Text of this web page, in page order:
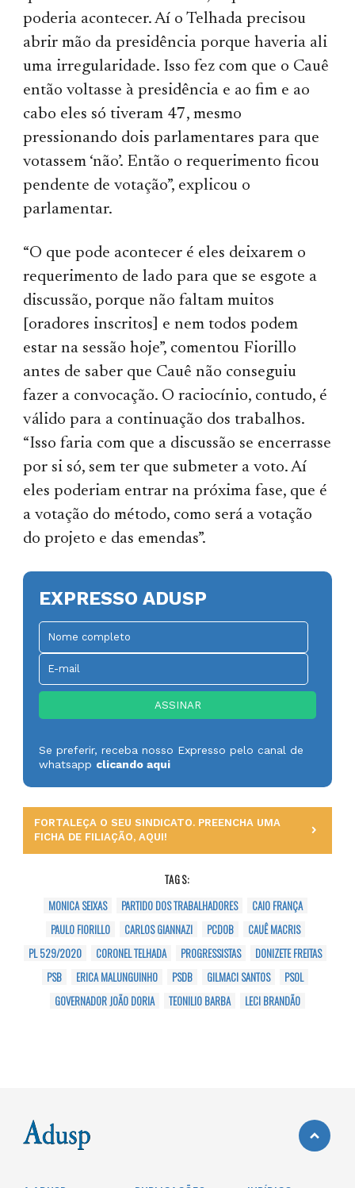
poderia acontecer. Aí o Telhada precisou
abrir mão da presidência porque haveria ali
uma irregularidade. Isso fez com que o Cauê
então voltasse à presidência e ao fim e ao
cabo eles só tiveram 47, mesmo
pressionando dois parlamentares para que
votassem ‘não’. Então o requerimento ficou
pendente de votação”, explicou o
parlamentar.
“O que pode acontecer é eles deixarem o
requerimento de lado para que se esgote a
discussão, porque não faltam muitos
[oradores inscritos] e nem todos podem
estar na sessão hoje”, comentou Fiorillo
antes de saber que Cauê não conseguiu
fazer a convocação. O raciocínio, contudo, é
válido para a continuação dos trabalhos.
“Isso faria com que a discussão se encerrasse
por si só, sem ter que submeter a voto. Aí
eles poderiam entrar na próxima fase, que é
a votação do método, como será a votação
do projeto e das emendas”.
EXPRESSO ADUSP
Se preferir, receba nosso Expresso pelo canal de
whatsapp clicando aqui
FORTALEÇA O SEU SINDICATO. PREENCHA UMA
FICHA DE FILIAÇÃO, AQUI!
TAGS:
MONICA SEIXAS
PARTIDO DOS TRABALHADORES
CAIO FRANÇA
PAULO FIORILLO
CARLOS GIANNAZI PCDOB
CAUÊ MACRIS
PL 529/2020
CORONEL TELHADA PROGRESSISTAS
DONIZETE FREITAS
PSB
ERICA MALUNGUINHO PSDB GILMACI SANTOS
PSOL
GOVERNADOR JOÃO DORIA
TEONILIO BARBA LECI BRANDÃO